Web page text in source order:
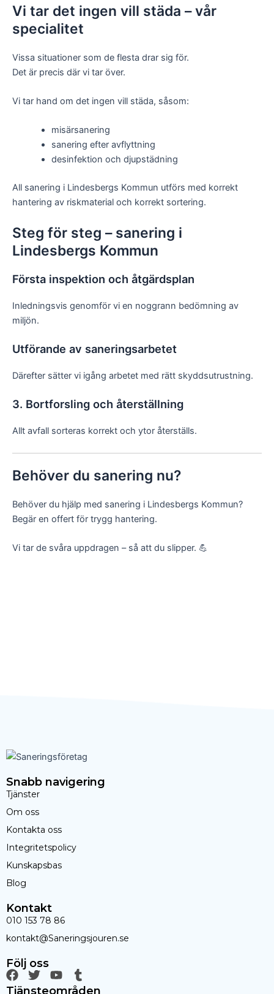
Vi tar det ingen vill städa – vår
specialitet
Vissa situationer som de flesta drar sig för.
Det är precis där vi tar över.
Vi tar hand om det ingen vill städa, såsom:
misärsanering
sanering efter avflyttning
desinfektion och djupstädning
All sanering i Lindesbergs Kommun utförs med korrekt
hantering av riskmaterial och korrekt sortering.
Steg för steg – sanering i
Lindesbergs Kommun
Första inspektion och åtgärdsplan
Inledningsvis genomför vi en noggrann bedömning av
miljön.
Utförande av saneringsarbetet
Därefter sätter vi igång arbetet med rätt skyddsutrustning.
3. Bortforsling och återställning
Allt avfall sorteras korrekt och ytor återställs.
Behöver du sanering nu?
Behöver du hjälp med sanering i Lindesbergs Kommun?
Begär en offert för trygg hantering.
Vi tar de svåra uppdragen – så att du slipper. 💪
Snabb navigering
Tjänster
Om oss
Kontakta oss
Integritetspolicy
Kunskapsbas
Blog
Kontakt
010 153 78 86
kontakt@Saneringsjouren.se
Följ oss
F
a
T
w
Y
o
T
u
Tjänsteområden